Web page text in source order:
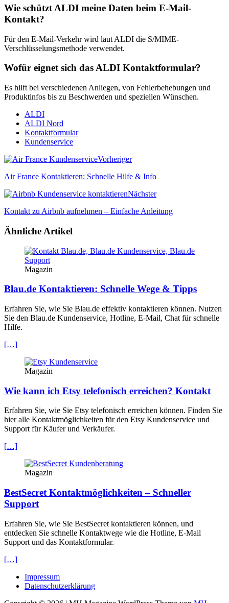
Wie schützt ALDI meine Daten beim E-Mail-
Kontakt?
Für den E-Mail-Verkehr wird laut ALDI die S/MIME-
Verschlüsselungsmethode verwendet.
Wofür eignet sich das ALDI Kontaktformular?
Es hilft bei verschiedenen Anliegen, von Fehlerbehebungen und
Produktinfos bis zu Beschwerden und speziellen Wünschen.
ALDI
ALDI Nord
Kontaktformular
Kundenservice
Vorheriger
Air France Kontaktieren: Schnelle Hilfe & Info
Nächster
Kontakt zu Airbnb aufnehmen – Einfache Anleitung
Ähnliche Artikel
Magazin
Blau.de Kontaktieren: Schnelle Wege & Tipps
Erfahren Sie, wie Sie Blau.de effektiv kontaktieren können. Nutzen
Sie den Blau.de Kundenservice, Hotline, E-Mail, Chat für schnelle
Hilfe.
[…]
Magazin
Wie kann ich Etsy telefonisch erreichen? Kontakt
Erfahren Sie, wie Sie Etsy telefonisch erreichen können. Finden Sie
hier alle Kontaktmöglichkeiten für den Etsy Kundenservice und
Support für Käufer und Verkäufer.
[…]
Magazin
BestSecret Kontaktmöglichkeiten – Schneller
Support
Erfahren Sie, wie Sie BestSecret kontaktieren können, und
entdecken Sie schnelle Kontaktwege wie die Hotline, E-Mail
Support und das Kontaktformular.
[…]
Impressum
Datenschutzerklärung